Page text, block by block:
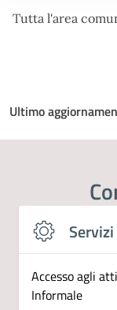
Tutta l'area
Ultimo
Servizi
Accesso agli
Informale